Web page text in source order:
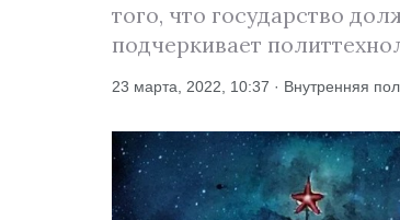
того, что государство
подчеркивает
23 марта, 2022, 10:37 · Внутренняя